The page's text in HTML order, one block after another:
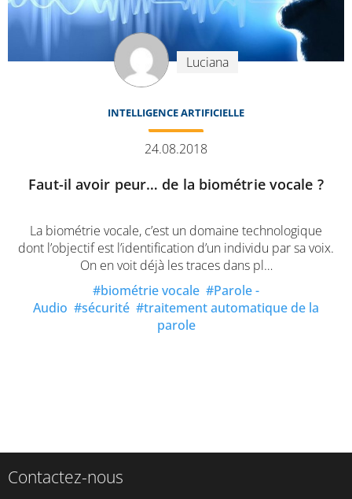
Luciana
INTELLIGENCE ARTIFICIELLE
24.08.2018
Faut-il avoir peur… de la biométrie vocale ?
La biométrie vocale, c’est un domaine technologique
dont l’objectif est l’identification d’un individu par sa voix.
On en voit déjà les traces dans pl…
biométrie vocale
Parole -
Audio
sécurité
traitement automatique de la
parole
Contactez-nous